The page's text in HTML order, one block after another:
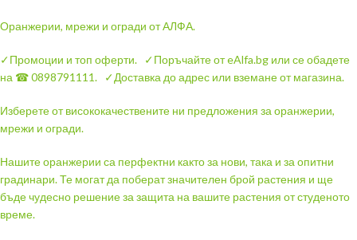
Оранжерии, мрежи и огради от АЛФА.
✓Промоции и топ оферти.
✓Поръчайте от eAlfa.bg или се обадете
на ☎ 0898791111.
✓Доставка до адрес или вземане от магазина.
Изберете от висококачествените ни предложения за оранжерии,
мрежи и огради.
Нашите оранжерии са перфектни както за нови, така и за опитни
градинари. Те могат да поберат значителен брой растения и ще
бъде чудесно решение за защита на вашите растения от студеното
време.